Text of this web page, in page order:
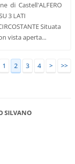
di Castell'ALFERO
3 LATI
Situata
vista aperta...
1 2 3 4 > >>
SILVANO